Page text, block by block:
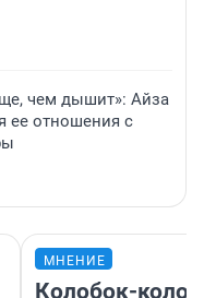
чем дышит»: Айза
ее отношения с
МНЕНИЕ
Колобок-